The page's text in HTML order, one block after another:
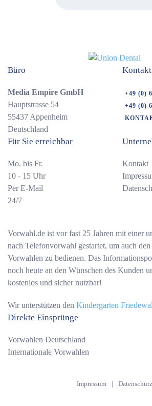
Büro
Media Empire GmbH
Hauptstrasse 54
55437 Appenheim
Deutschland
Kontakt
+49 (0)
+49 (0)
Für Sie erreichbar
Mo. bis Fr.
10 - 15 Uhr
Per E-Mail
24/7
Kontakt
Vorwahl.de ist vor fast 25 Jahren mit einer
nach Telefonvorwahl gestartet, um auch
Vorwahlen zu bedienen. Das
noch heute an den Wünschen des Kunden
kostenlos und sicher nutzbar!
Wir unterstützen den Kindergarten
Direkte Einsprünge
Vorwahlen Deutschland
Internationale Vorwahlen
Impressum | Datenschutz